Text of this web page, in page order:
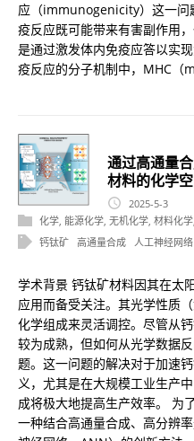
应（immunogenicity）这一问
疫反应既可能带来有害副作用
是通过激发体内免疫应答以实
疫反应的分子机制中，MHC
通过高通量
材料的化学
2025-5-3
化学 能源化学 无机化学 材料化学
钙钛矿 高通量合成 人工神经网络
学术背景 钙钛矿材料因其在太
应用而备受关注。其光学性质
化学组成来灵活调控。尽管从
较为成熟，但如何从光学数据
题。这一问题的解决对于加速
义，尤其是在大规模工业生产
成将极大地提高生产效率。 为
一种结合高通量合成、高分辨